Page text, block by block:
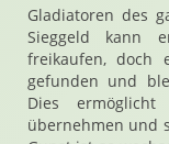
Gladiatoren des
Sieggeld kann
freikaufen, doch
gefunden und
Dies
übernehmen und